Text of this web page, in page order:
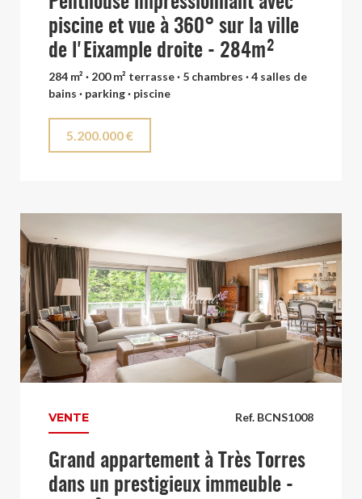
piscine et vue à 360° sur la ville
de l'Eixample droite - 284m²
284 m² · 200 m² terrasse · 5 chambres · 4 salles de
bains · parking · piscine
5.200.000 €
Ref. BCNS1008
VENTE
Grand appartement à Très Torres
dans un prestigieux immeuble -